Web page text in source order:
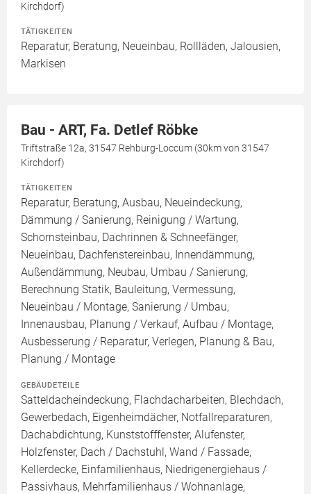
Kirchdorf)
TÄTIGKEITEN
Reparatur, Beratung, Neueinbau, Rollläden, Jalousien,
Markisen
Bau - ART, Fa. Detlef Röbke
Triftstraße 12a, 31547 Rehburg-Loccum (30km von 31547
Kirchdorf)
TÄTIGKEITEN
Reparatur, Beratung, Ausbau, Neueindeckung,
Dämmung / Sanierung, Reinigung / Wartung,
Schornsteinbau, Dachrinnen & Schneefänger,
Neueinbau, Dachfenstereinbau, Innendämmung,
Außendämmung, Neubau, Umbau / Sanierung,
Berechnung Statik, Bauleitung, Vermessung,
Neueinbau / Montage, Sanierung / Umbau,
Innenausbau, Planung / Verkauf, Aufbau / Montage,
Ausbesserung / Reparatur, Verlegen, Planung & Bau,
Planung / Montage
GEBÄUDETEILE
Satteldacheindeckung, Flachdacharbeiten, Blechdach,
Gewerbedach, Eigenheimdächer, Notfallreparaturen,
Dachabdichtung, Kunststofffenster, Alufenster,
Holzfenster, Dach / Dachstuhl, Wand / Fassade,
Kellerdecke, Einfamilienhaus, Niedrigenergiehaus /
Passivhaus, Mehrfamilienhaus / Wohnanlage,